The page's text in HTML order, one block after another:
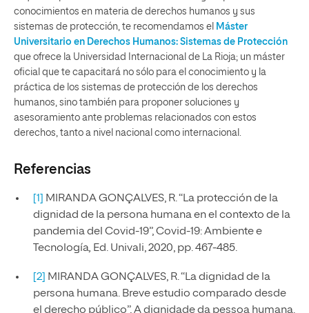
conocimientos en materia de derechos humanos y sus
sistemas de protección, te recomendamos el Máster
Universitario en Derechos Humanos: Sistemas de Protección
que ofrece la Universidad Internacional de La Rioja; un máster
oficial que te capacitará no sólo para el conocimiento y la
práctica de los sistemas de protección de los derechos
humanos, sino también para proponer soluciones y
asesoramiento ante problemas relacionados con estos
derechos, tanto a nivel nacional como internacional.
Referencias
[1]
MIRANDA GONÇALVES, R. “La protección de la
dignidad de la persona humana en el contexto de la
pandemia del Covid-19”, Covid-19: Ambiente e
Tecnología, Ed. Univali, 2020, pp. 467-485.
[2] MIRANDA GONÇALVES, R. “La dignidad de la
persona humana. Breve estudio comparado desde
el derecho público”, A dignidade da pessoa humana.